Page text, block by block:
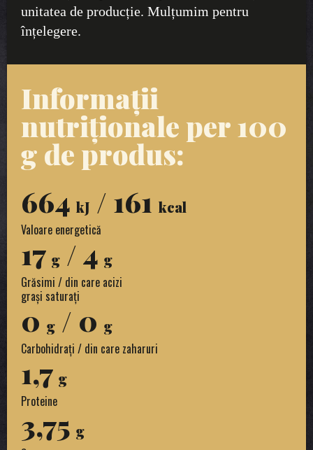
unitatea de producție. Mulțumim pentru
înțelegere.
Informații
nutriționale per 100
g de produs:
664 kJ / 161 kcal
Valoare energetică
17 g / 4 g
Grăsimi / din care acizi
grași saturați
0 g / 0 g
Carbohidrați / din care zaharuri
1,7 g
Proteine
3,75 g